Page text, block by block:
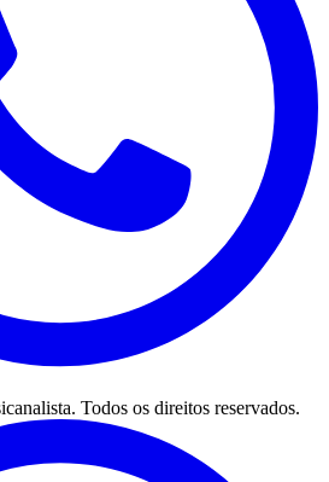
Todos os direitos reservados.